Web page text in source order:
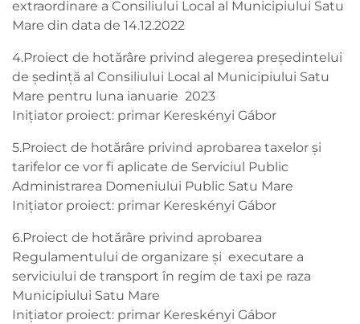
extraordinare a Consiliului Local al Municipiului Satu
Mare din data de 14.12.2022
4.Proiect de hotărâre privind alegerea președintelui
de ședință al Consiliului Local al Municipiului Satu
Mare pentru luna ianuarie 2023
Inițiator proiect: primar Kereskényi Gábor
5.Proiect de hotărâre privind aprobarea taxelor și
tarifelor ce vor fi aplicate de Serviciul Public
Administrarea Domeniului Public Satu Mare
Inițiator proiect: primar Kereskényi Gábor
6.Proiect de hotărâre privind aprobarea
Regulamentului de organizare și executare a
serviciului de transport în regim de taxi pe raza
Municipiului Satu Mare
Inițiator proiect: primar Kereskényi Gábor